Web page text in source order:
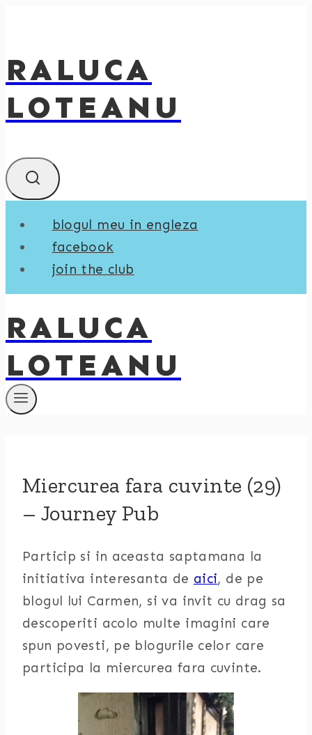
content
RALUCA
LOTEANU
blogul meu in engleza
facebook
join the club
RALUCA
LOTEANU
Miercurea fara cuvinte (29)
– Journey Pub
Particip si in aceasta saptamana la
initiativa interesanta de aici, de pe
blogul lui Carmen, si va invit cu drag sa
descoperiti acolo multe imagini care
spun povesti, pe blogurile celor care
participa la miercurea fara cuvinte.